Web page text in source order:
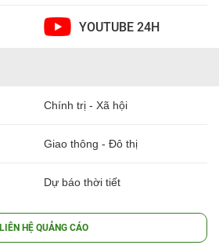
YOUTUBE 24H
Chính trị - Xã hội
Giao thông - Đô thị
Dự báo thời tiết
LIÊN HỆ QUẢNG CÁO